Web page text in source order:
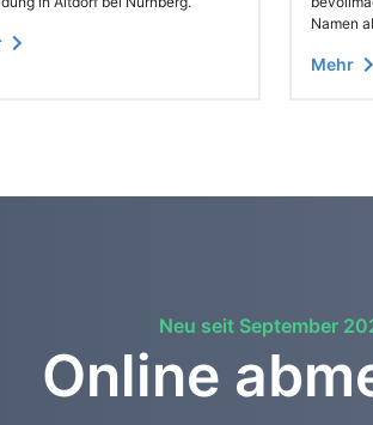
Namen
Mehr
Neu seit September
Online